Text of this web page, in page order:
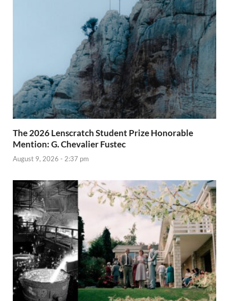
The 2026 Lenscratch Student Prize Honorable
Mention: G. Chevalier Fustec
August 9, 2026 - 2:37 pm